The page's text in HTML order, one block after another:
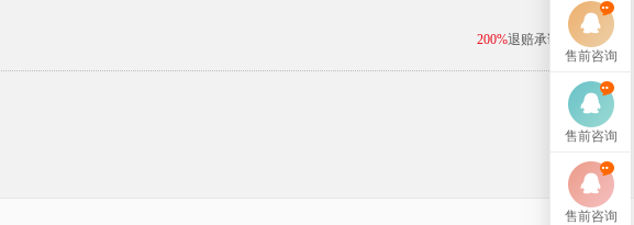
200%退赔承诺
售前咨询
售前咨询
售前咨询